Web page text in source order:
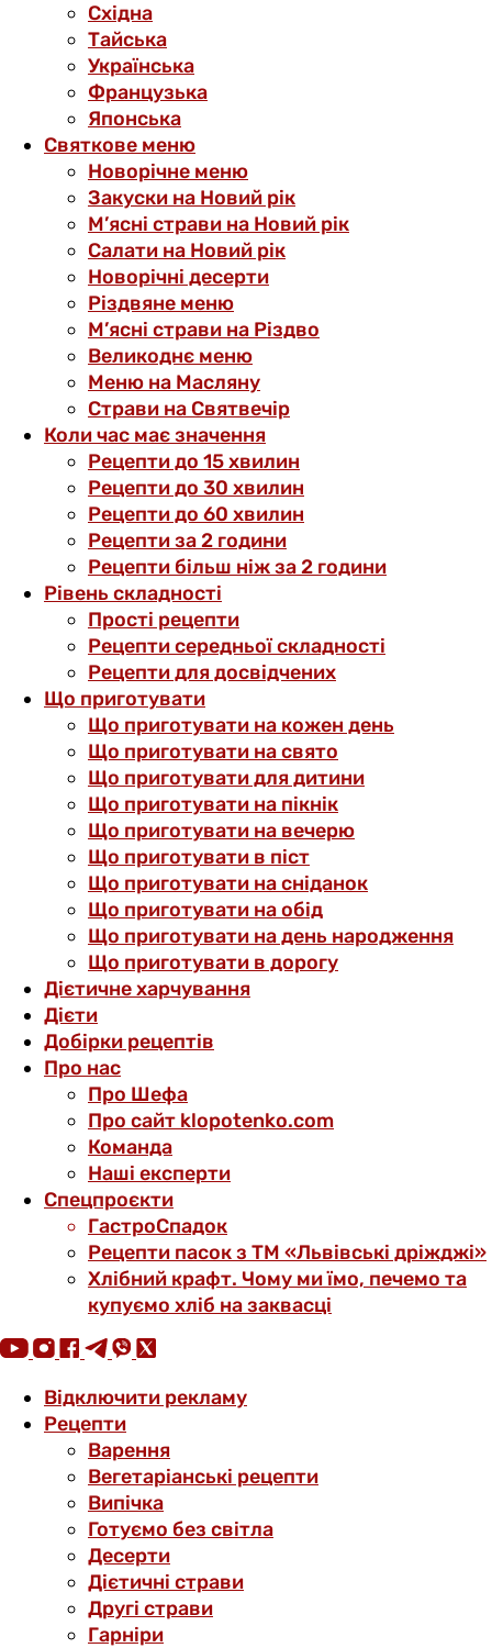
Східна
Тайська
Українська
Французька
Японська
Святкове меню
Новорічне меню
Закуски на Новий рік
М’ясні страви на Новий рік
Салати на Новий рік
Новорічні десерти
Різдвяне меню
М’ясні страви на Різдво
Великоднє меню
Меню на Масляну
Страви на Святвечір
Коли час має значення
Рецепти до 15 хвилин
Рецепти до 30 хвилин
Рецепти до 60 хвилин
Рецепти за 2 години
Рецепти більш ніж за 2 години
Рівень складності
Прості рецепти
Рецепти середньої складності
Рецепти для досвідчених
Що приготувати
Що приготувати на кожен день
Що приготувати на свято
Що приготувати для дитини
Що приготувати на пікнік
Що приготувати на вечерю
Що приготувати в піст
Що приготувати на сніданок
Що приготувати на обід
Що приготувати на день народження
Що приготувати в дорогу
Дієтичне харчування
Дієти
Добірки рецептів
Про нас
Про Шефа
Про сайт klopotenko.com
Команда
Наші експерти
Спецпроєкти
ГастроСпадок
Рецепти пасок з ТМ «Львівські дріжджі»
Хлібний крафт. Чому ми їмо, печемо та
купуємо хліб на заквасці
Відключити рекламу
Рецепти
Варення
Вегетаріанські рецепти
Випічка
Готуємо без світла
Десерти
Дієтичні страви
Другі страви
Гарніри